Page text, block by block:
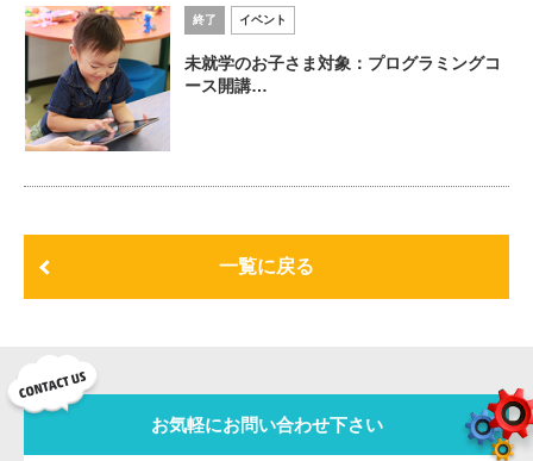
終了 イベント
未就学のお子さま対象：プログラミングコ
ース開講…
一覧に戻る
お気軽にお問い合わせ下さい